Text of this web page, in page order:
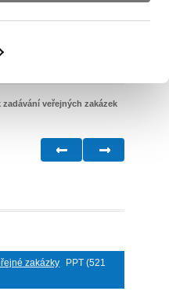
SPOLUPRÁCE
zadávání veřejných zakázek
zakázky
PPT (521